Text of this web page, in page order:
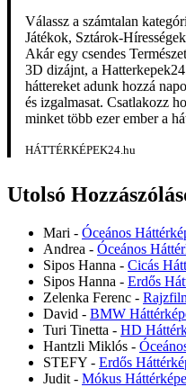
Válassz a számtalan
Játékok, Sztárok-
Akár egy csendes
3D dizájnt, a
háttereket adunk hozzá
és izgalmasat. Csatlakozz
minket több ezer ember a
HÁTTÉRKÉPEK24.hu
Utolsó
Mari - Óceános
Andrea - Óceános
Sipos Hanna - Cicás
Sipos Hanna - Erdős
Zelenka Ferenc -
David - BMW
Turi Tinetta - HD
Hantzli Miklós -
STEFY - Erdős
Judit - Mókus